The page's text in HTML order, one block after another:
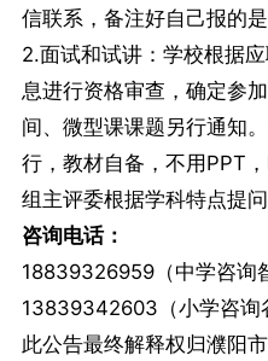
信联系，备注好自己报的是
2.面试和试讲：学校根据
息进行资格审查，确定参
间、微型课课题另行通知
行，教材自备，不用PPT
组主评委根据学科特点提问
咨询电话：
18839326959（中学咨询
13839342603（小学咨询
此公告最终解释权归濮阳